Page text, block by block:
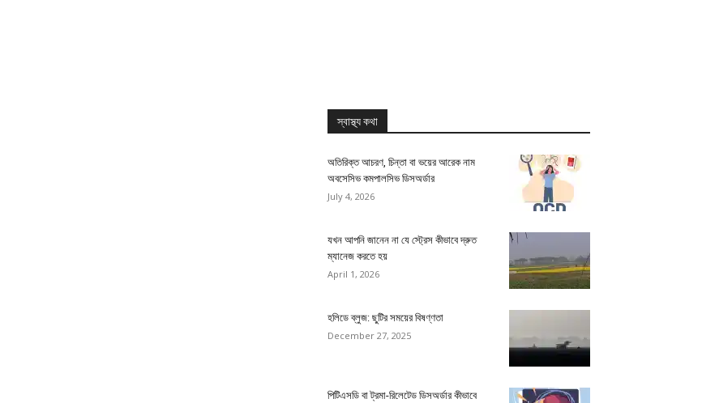
স্বাস্থ্য কথা
অতিরিক্ত আচরণ, চিন্তা বা ভয়ের আরেক নাম
অবসেসিভ কমপালসিভ ডিসঅর্ডার
July 4, 2026
যখন আপনি জানেন না যে স্ট্রেস কীভাবে দ্রুত
ম্যানেজ করতে হয়
April 1, 2026
হলিডে ব্লুজ: ছুটির সময়ের বিষণ্ণতা
December 27, 2025
পিটিএসডি বা ট্রমা-রিলেটেড ডিসঅর্ডার কীভাবে